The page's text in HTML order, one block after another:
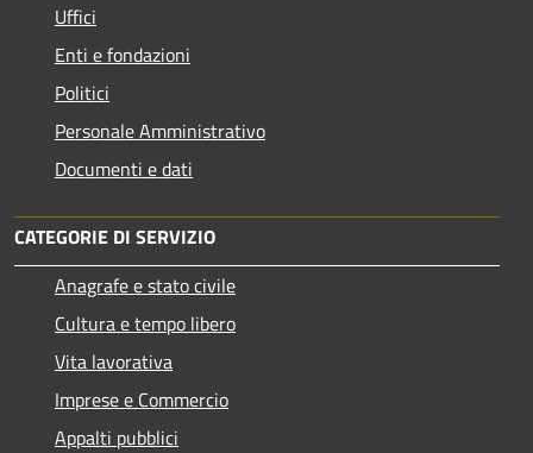
Uffici
Enti e fondazioni
Politici
Personale Amministrativo
Documenti e dati
CATEGORIE DI SERVIZIO
Anagrafe e stato civile
Cultura e tempo libero
Vita lavorativa
Imprese e Commercio
Appalti pubblici